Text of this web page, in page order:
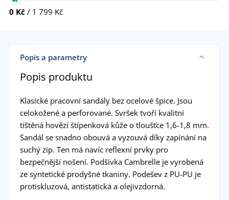
0 Kč / 1 799 Kč
Popis a parametry
Popis produktu
Klasické pracovní sandály bez ocelové špice. Jsou
celokožené a perforované. Svršek tvoří kvalitní
tištěná hovězí štípenková kůže o tloušťce 1,6-1,8 mm.
Sandál se snadno obouvá a vyzouvá díky zapínání na
suchý zip. Ten má navíc reflexní prvky pro
bezpečnější nošení. Podšívka Cambrelle je vyrobená
ze syntetické prodyšné tkaniny. Podešev z PU-PU je
protiskluzová, antistatická a olejivzdorná.